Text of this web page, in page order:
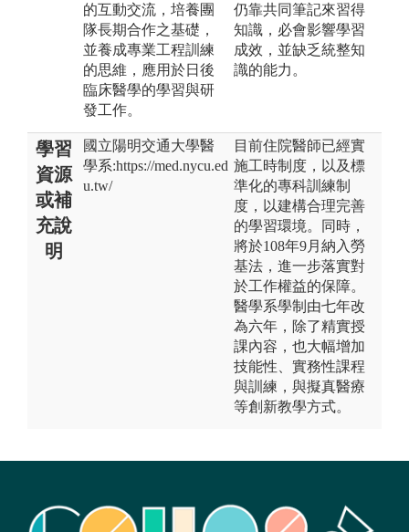
的互動交流，培養團
隊長期合作之基礎，
並養成專業工程訓練
的思維，應用於日後
臨床醫學的學習與研
發工作。
仍靠共同筆記來習得
知識，必會影響學習
成效，並缺乏統整知
識的能力。
學習
資源
或補
充說
明
國立陽明交通大學醫
學系:https://med.nycu.ed
u.tw/
目前住院醫師已經實
施工時制度，以及標
準化的專科訓練制
度，以建構合理完善
的學習環境。同時，
將於108年9月納入勞
基法，進一步落實對
於工作權益的保障。
醫學系學制由七年改
為六年，除了精實授
課內容，也大幅增加
技能性、實務性課程
與訓練，與擬真醫療
等創新教學方式。